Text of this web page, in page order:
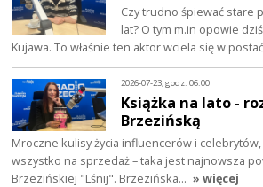
Czy trudno śpiewać stare
lat? O tym m.in opowie
Kujawa. To właśnie ten aktor wciela się w
2026-07-23, godz. 06:00
Książka na lato -
Brzezińską
Mroczne kulisy życia influencerów i
wszystko na sprzedaż – taka jest najnowsza
Brzezińskiej "Lśnij". Brzezińska… » więcej